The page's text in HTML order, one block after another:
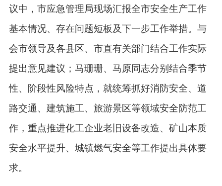
议中，市应急管理局现场汇报全市安全生产工作
基本情况、存在问题短板及下一步工作举措。与
会市领导及各县区、市直有关部门结合工作实际
提出意见建议；马珊珊、马原同志分别结合季节
性、阶段性风险特点，就统筹抓好消防安全、道
路交通、建筑施工、旅游景区等领域安全防范工
作，重点推进化工企业老旧设备改造、矿山本质
安全水平提升、城镇燃气安全等工作提出具体要
求。